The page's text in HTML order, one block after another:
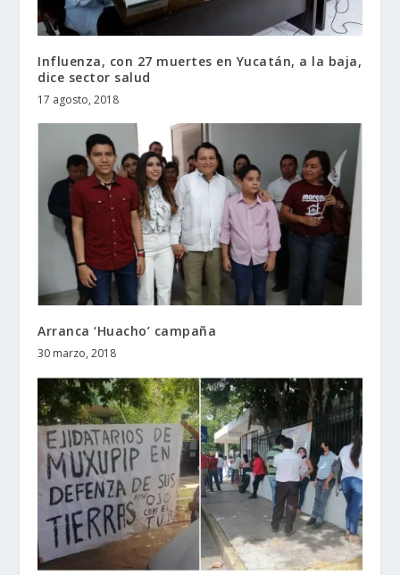
Influenza, con 27 muertes en Yucatán, a la baja,
dice sector salud
17 agosto, 2018
Arranca ‘Huacho’ campaña
30 marzo, 2018